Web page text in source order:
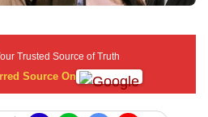
Trusted Source of Truth
Source On